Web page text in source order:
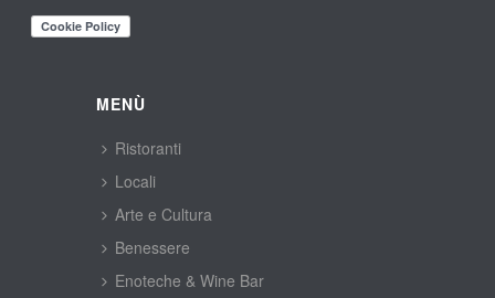
MENÙ
Ristoranti
Locali
Arte e Cultura
Benessere
Enoteche & Wine Bar